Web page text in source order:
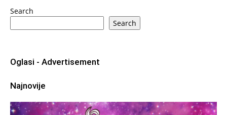
Search
Search
Oglasi - Advertisement
Najnovije